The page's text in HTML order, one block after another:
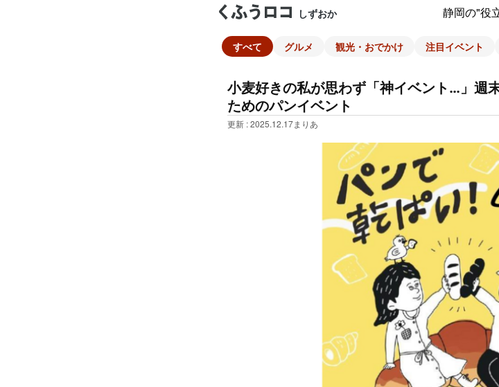
しずおか 静岡の"役
すべて グルメ 観光・おでかけ 注目イベント
小麦好きの私が思わず「神イベント…」週
ためのパンイベント
更新 : 2025.12.17まりあ